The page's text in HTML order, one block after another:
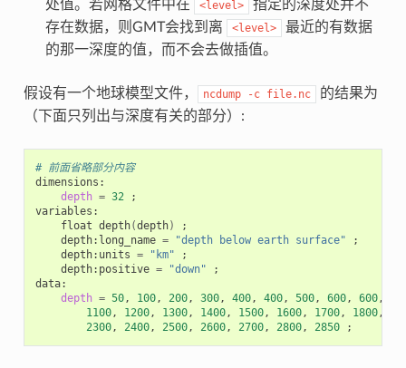
处值。若网格文件中在 <level>
指定的深度处并不
存在数据，则GMT会找到离
<level>
最近的有数据
的那一深度的值，而不会去做插值。
假设有一个地球模型文件， ncdump -c file.nc
的结果为
（下面只列出与深度有关的部分）:
# 前面省略部分内容
dimensions:
depth = 32
;
variables:
    float depth
(depth)
;
    depth:long_name
= "depth below earth surface"
;
    depth:units
= "km"
;
    depth:positive
= "down"
;
data:
depth = 50, 100, 200, 300, 400, 400, 500, 600, 600,
1100, 1200, 1300, 1400, 1500, 1600, 1700, 1800,
2300, 2400, 2500, 2600, 2700, 2800, 2850 ;